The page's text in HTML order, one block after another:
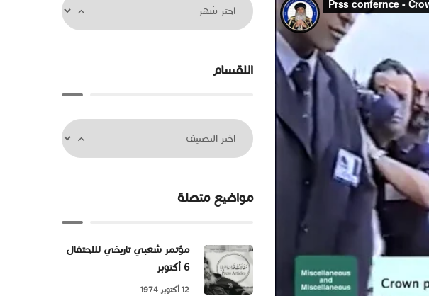
الاقسام
مواضيع متصلة
مؤتمر شعبي تاريخي للاحتفال
6 أكتوبر
12 أكتوبر 1974